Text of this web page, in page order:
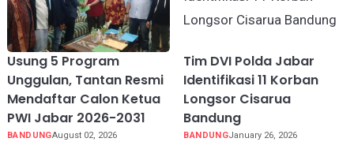
Usung 5 Program
Unggulan, Tantan Resmi
Mendaftar Calon Ketua
PWI Jabar 2026-2031
BANDUNGAugust 02, 2026
Tim DVI Polda Jabar
Identifikasi 11 Korban
Longsor Cisarua
Bandung
BANDUNGJanuary 26, 2026